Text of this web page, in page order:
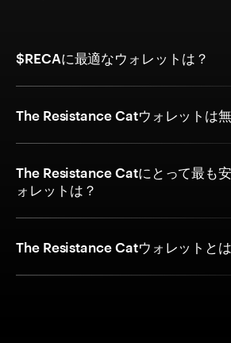
$RECAに最適なウォレットは？
The Resistance Catウォレットは
The Resistance Catにとって最も
ォレットは？
The Resistance Catウォレットと